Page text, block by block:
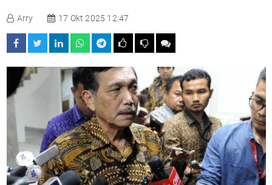
Video
Foto
Arry 17 Okt 2025 12:47